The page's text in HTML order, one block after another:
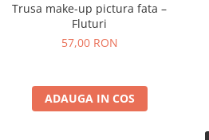
Trusa make-up pictura fata –
Fluturi
57,00 RON
ADAUGA IN COS